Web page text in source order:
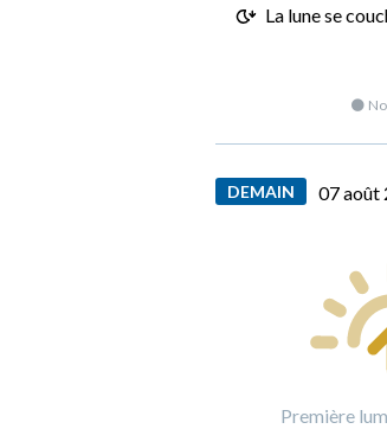
La lune se
🌑
DEMAIN 07 août
Première